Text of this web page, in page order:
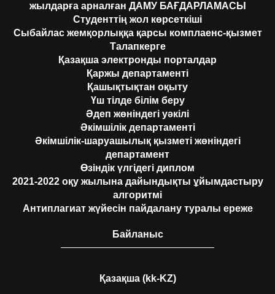
жылдарға арналған ДАМУ БАҒДАРЛАМАСЫ
Студенттің жол көрсеткіші
Сыбайлас жемқорлыққа қарсы комплаенс-қызмет
Талапкерге
Қазақша электронды порталдар
Қаржы департаменті
Қашықтықтан оқыту
Үш тілде білім беру
Әдеп жөніндегі уәкілі
Әкімшілік департаменті
Әкімшілік-шаруашылық қызметі жөніндегі
департамент
Өзіндік үлгідегі диплом
2021-2022 оқу жылына дайындықты ұйымдастыру
алгоритмі
Антиплагиат жүйесін пайдалану туралы ереже
Байланыс
Қазақша (kk-KZ)